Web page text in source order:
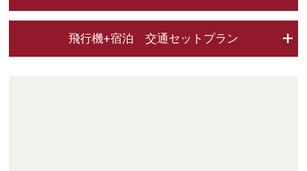
飛行機+宿泊 交通セットプラン